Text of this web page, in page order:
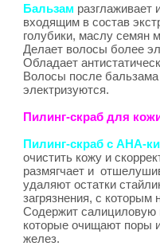
Бальзам разглаживает
входящим в состав
голубики, маслу семян
Делает волосы более
Обладает
Волосы после
электризуются.
Пилинг-скраб для
Пилинг-скраб с АНА-
очистить кожу и
размягчает и
удаляют остатки
загрязнения, с
Содержит салициловую
которые очищают поры
желез.